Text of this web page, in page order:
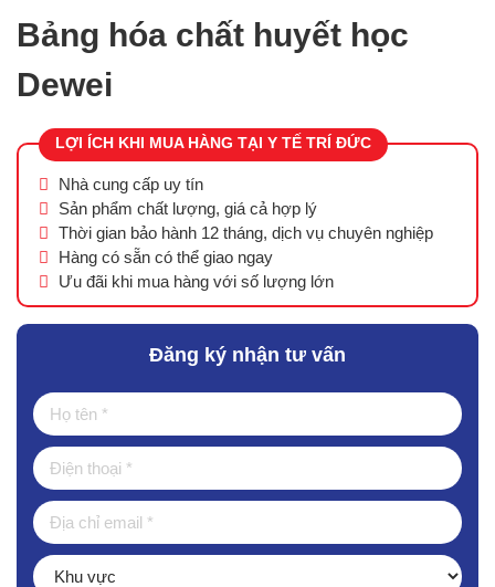
Bảng hóa chất huyết học
Dewei
LỢI ÍCH KHI MUA HÀNG TẠI Y TẾ TRÍ ĐỨC
Nhà cung cấp uy tín
Sản phẩm chất lượng, giá cả hợp lý
Thời gian bảo hành 12 tháng, dịch vụ chuyên nghiệp
Hàng có sẵn có thể giao ngay
Ưu đãi khi mua hàng với số lượng lớn
Đăng ký nhận tư vấn